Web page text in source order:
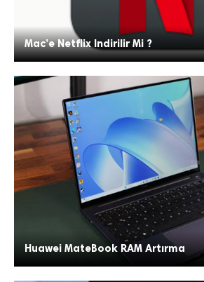
Mac’e Netflix Indirilir Mi ?
Huawei MateBook RAM Artırma